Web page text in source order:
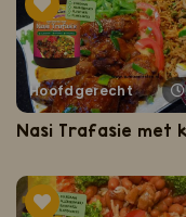
Hoofdgerecht